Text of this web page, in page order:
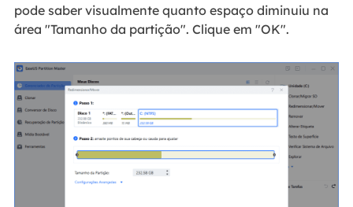
pode saber visualmente quanto espaço diminuiu na
área "Tamanho da partição". Clique em "OK".